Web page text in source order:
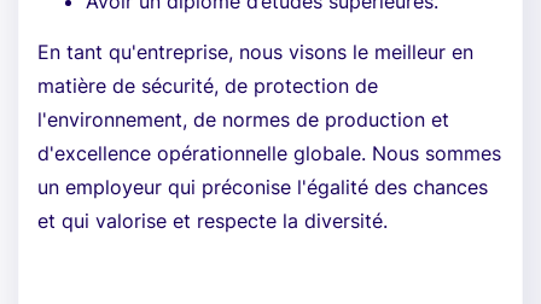
En tant qu'entreprise, nous visons le meilleur en
matière de sécurité, de protection de
l'environnement, de normes de production et
d'excellence opérationnelle globale. Nous sommes
un employeur qui préconise l'égalité des chances
et qui valorise et respecte la diversité.